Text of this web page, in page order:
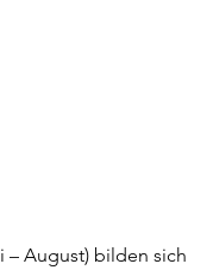
– August) bilden sich